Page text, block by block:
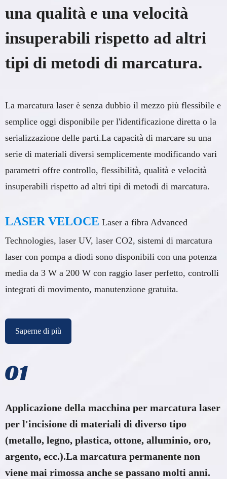
una qualità e una velocità
insuperabili rispetto ad altri
tipi di metodi di marcatura.
La marcatura laser è senza dubbio il mezzo più flessibile e
semplice oggi disponibile per l'identificazione diretta o la
serializzazione delle parti.La capacità di marcare su una
serie di materiali diversi semplicemente modificando vari
parametri offre controllo, flessibilità, qualità e velocità
insuperabili rispetto ad altri tipi di metodi di marcatura.
LASER VELOCE Laser a fibra Advanced
Technologies, laser UV, laser CO2, sistemi di marcatura
laser con pompa a diodi sono disponibili con una potenza
media da 3 W a 200 W con raggio laser perfetto, controlli
integrati di movimento, manutenzione gratuita.
Saperne di più
Applicazione della macchina per marcatura laser
per l'incisione di materiali di diverso tipo
(metallo, legno, plastica, ottone, alluminio, oro,
argento, ecc.).La marcatura permanente non
viene mai rimossa anche se passano molti anni.